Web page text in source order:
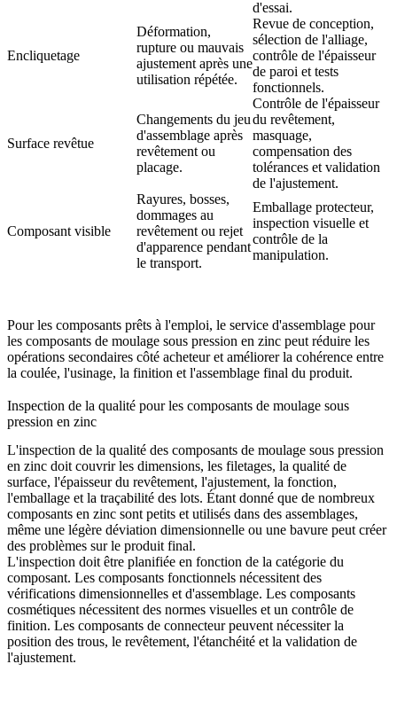
d'essai.
Encliquetage
Déformation,
rupture ou mauvais
ajustement après une
utilisation répétée.
Revue de conception,
sélection de l'alliage,
contrôle de l'épaisseur
de paroi et tests
fonctionnels.
Surface revêtue
Changements du jeu
d'assemblage après
revêtement ou
placage.
Contrôle de l'épaisseur
du revêtement,
masquage,
compensation des
tolérances et validation
de l'ajustement.
Composant visible
Rayures, bosses,
dommages au
revêtement ou rejet
d'apparence pendant
le transport.
Emballage protecteur,
inspection visuelle et
contrôle de la
manipulation.
Pour les composants prêts à l'emploi, le service d'assemblage pour
les composants de moulage sous pression en zinc peut réduire les
opérations secondaires côté acheteur et améliorer la cohérence entre
la coulée, l'usinage, la finition et l'assemblage final du produit.
Inspection de la qualité pour les composants de moulage sous
pression en zinc
L'inspection de la qualité des composants de moulage sous pression
en zinc doit couvrir les dimensions, les filetages, la qualité de
surface, l'épaisseur du revêtement, l'ajustement, la fonction,
l'emballage et la traçabilité des lots. Étant donné que de nombreux
composants en zinc sont petits et utilisés dans des assemblages,
même une légère déviation dimensionnelle ou une bavure peut créer
des problèmes sur le produit final.
L'inspection doit être planifiée en fonction de la catégorie du
composant. Les composants fonctionnels nécessitent des
vérifications dimensionnelles et d'assemblage. Les composants
cosmétiques nécessitent des normes visuelles et un contrôle de
finition. Les composants de connecteur peuvent nécessiter la
position des trous, le revêtement, l'étanchéité et la validation de
l'ajustement.